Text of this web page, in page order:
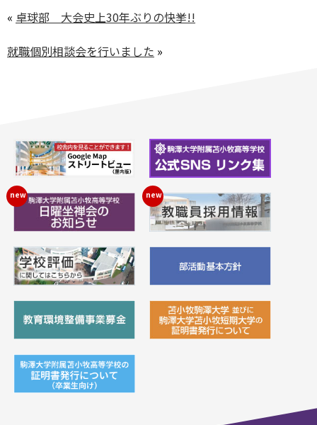
« 卓球部 大会史上30年ぶりの快挙!!
就職個別相談会を行いました »